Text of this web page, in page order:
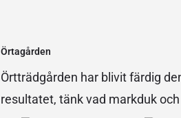
Örtagården
Örtträdgården har blivit färdig
resultatet, tänk vad markduk